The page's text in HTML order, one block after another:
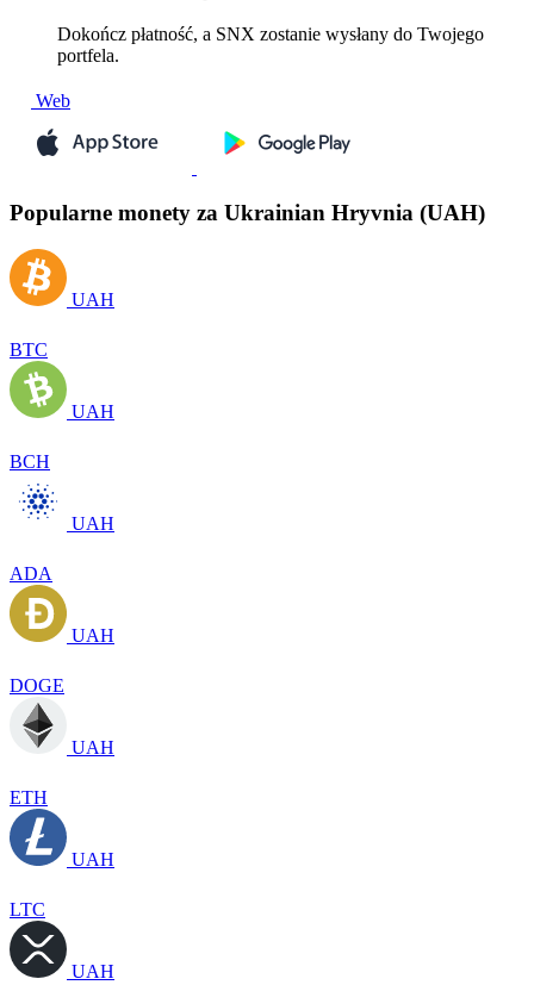
Dokończ płatność, a SNX zostanie wysłany do Twojego
portfela.
Web
Popularne monety za Ukrainian Hryvnia (UAH)
UAH
BTC
UAH
BCH
UAH
ADA
UAH
DOGE
UAH
ETH
UAH
LTC
UAH